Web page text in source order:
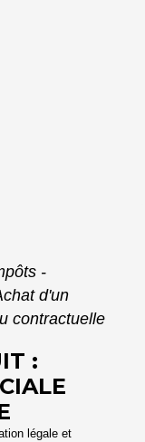
-
d'un
contractuelle
:
légale et